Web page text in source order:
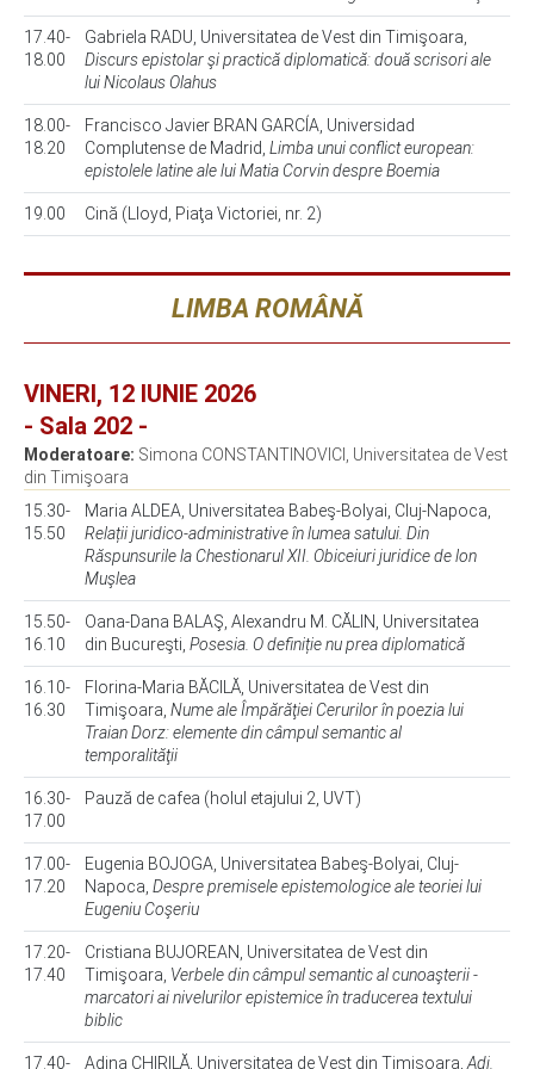
17.40-
18.00
Gabriela RADU, Universitatea de Vest din Timişoara,
Discurs epistolar şi practică diplomatică: două scrisori ale
lui Nicolaus Olahus
18.00-
18.20
Francisco Javier BRAN GARCÍA, Universidad
Complutense de Madrid, Limba unui conflict european:
epistolele latine ale lui Matia Corvin despre Boemia
19.00 Cină (Lloyd, Piaţa Victoriei, nr. 2)
LIMBA ROMÂNĂ
VINERI, 12 IUNIE 2026
- Sala 202 -
Moderatoare: Simona CONSTANTINOVICI, Universitatea de Vest
din Timişoara
15.30-
15.50
Maria ALDEA, Universitatea Babeş-Bolyai, Cluj-Napoca,
Relații juridico-administrative în lumea satului. Din
Răspunsurile la Chestionarul XII. Obiceiuri juridice de lon
Muşlea
15.50-
16.10
Oana-Dana BALAŞ, Alexandru M. CĂLIN, Universitatea
din Bucureşti, Posesia. O definiție nu prea diplomatică
16.10-
16.30
Florina-Maria BĂCILĂ, Universitatea de Vest din
Timişoara, Nume ale Împărăţiei Cerurilor în poezia lui
Traian Dorz: elemente din câmpul semantic al
temporalităţii
16.30-
17.00
Pauză de cafea (holul etajului 2, UVT)
17.00-
17.20
Eugenia BOJOGA, Universitatea Babeş-Bolyai, Cluj-
Napoca, Despre premisele epistemologice ale teoriei lui
Eugeniu Coşeriu
17.20-
17.40
Cristiana BUJOREAN, Universitatea de Vest din
Timişoara, Verbele din câmpul semantic al cunoaşterii -
marcatori ai nivelurilor epistemice în traducerea textului
biblic
17.40- Adina CHIRILĂ, Universitatea de Vest din Timişoara,Adj.